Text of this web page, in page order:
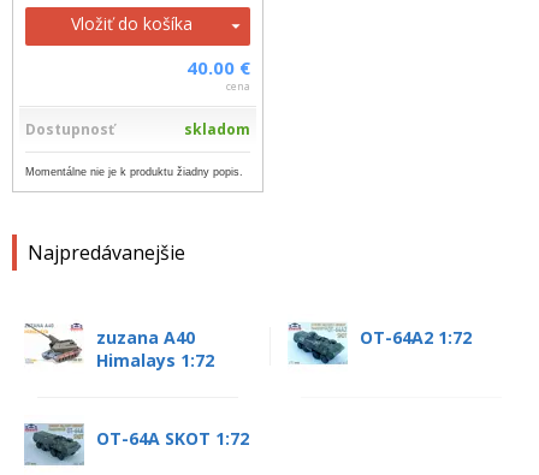
Najpredávanejšie
zuzana A40
Himalays 1:72
OT-64A2 1:72
OT-64A SKOT 1:72
Vložiť do košíka
40.00 €
cena
Dostupnosť skladom
Momentálne nie je k produktu žiadny popis.